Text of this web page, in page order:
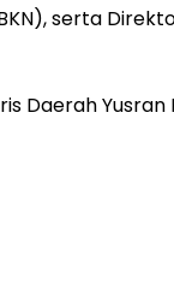
serta
Daerah Yusran